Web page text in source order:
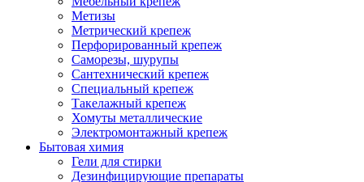
Метизы
Метрический крепеж
Перфорированный крепеж
Саморезы, шурупы
Сантехнический крепеж
Специальный крепеж
Такелажный крепеж
Хомуты металлические
Электромонтажный крепеж
Бытовая химия
Гели для стирки
Дезинфицирующие препараты